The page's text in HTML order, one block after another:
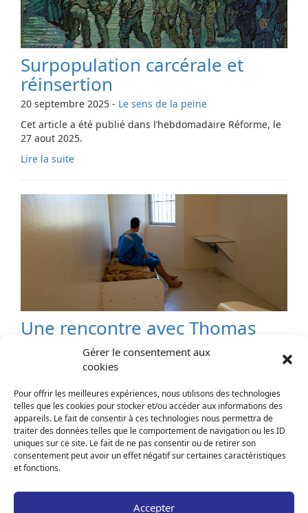
Gérer le consentement aux
cookies
Pour offrir les meilleures expériences, nous utilisons des technologies
telles que les cookies pour stocker et/ou accéder aux informations des
appareils. Le fait de consentir à ces technologies nous permettra de
traiter des données telles que le comportement de navigation ou les ID
uniques sur ce site. Le fait de ne pas consentir ou de retirer son
consentement peut avoir un effet négatif sur certaines caractéristiques
et fonctions.
Accepter
Surpopulation carcérale et
réinsertion
20 septembre 2025 - Le sens de la peine
Cet article a été publié dans l’hebdomadaire Réforme, le
27 aout 2025.
Lire la suite
Une rencontre avec Thomas
17 juillet 2025-Une rencontre avec...
Thomas Kapp est membre de l’équipe du Contrôleur
général des lieux de privation de liberté.
Lire la suite